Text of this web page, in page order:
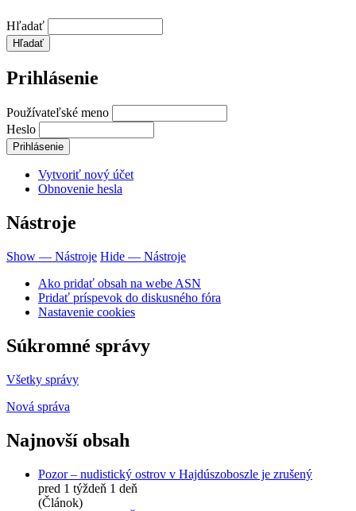
Hľadať
Prihlásenie
Používateľské meno
Heslo
Vytvoriť nový účet
Obnovenie hesla
Nástroje
Show — Nástroje Hide — Nástroje
Ako pridať obsah na webe ASN
Pridať príspevok do diskusného fóra
Nastavenie cookies
Súkromné správy
Všetky správy
Nová správa
Najnovší obsah
Pozor – nudistický ostrov v Hajdúszoboszle je zrušený
pred 1 týždeň 1 deň
(Článok)